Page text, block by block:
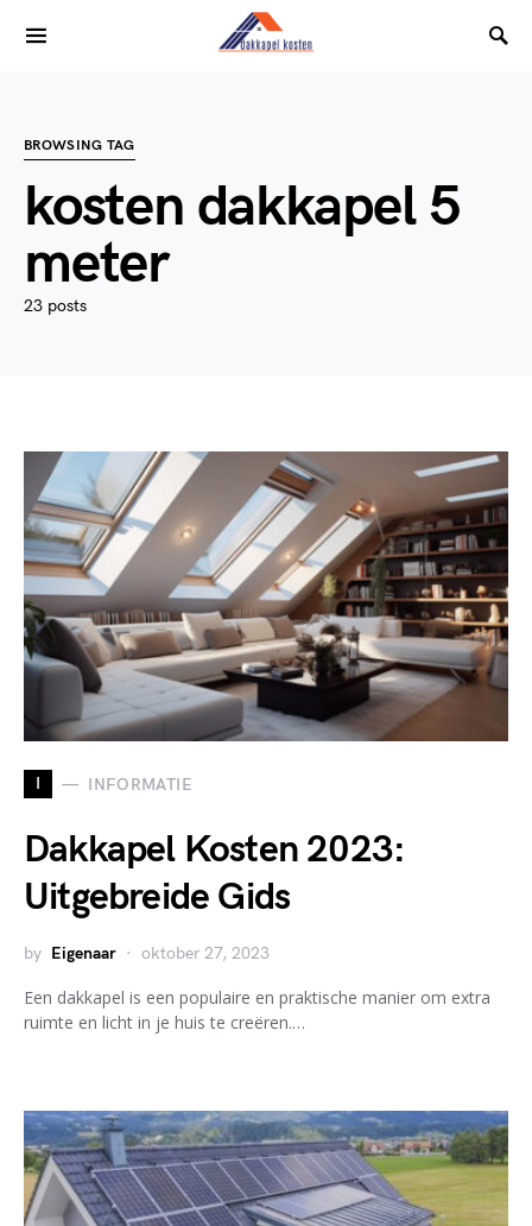
BROWSING TAG
kosten dakkapel 5
meter
23 posts
I INFORMATIE
Dakkapel Kosten 2023:
Uitgebreide Gids
by Eigenaar oktober 27, 2023
Een dakkapel is een populaire en praktische manier om extra
ruimte en licht in je huis te creëren.…